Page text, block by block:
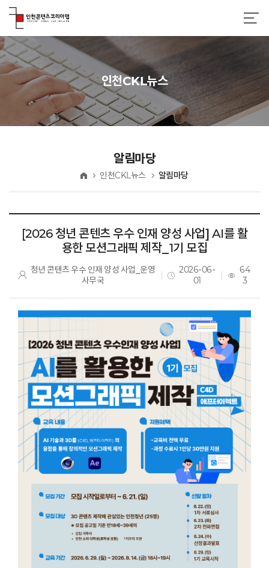
인천CKL뉴스
알림마당
홈 인천CKL뉴스 알림마당
[2026 청년 콘텐츠 우수 인재 양성 사업] AI를 활
용한 모션그래픽 제작_1기 모집
청년 콘텐츠 우수 인재 양성 사업_운영
사무국
2026-06-
01
64
3